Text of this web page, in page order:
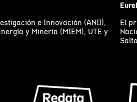
e Innovación (ANII),
y Minería (MIEM), UTE y
El